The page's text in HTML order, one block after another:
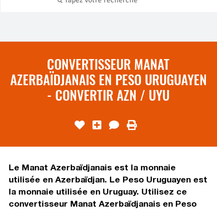
CONVERTISSEUR MANAT
AZERBAÏDJANAIS EN PESO URUGUAYEN
- CONVERTIR AZN / UYU
Le Manat Azerbaïdjanais est la monnaie
utilisée en Azerbaïdjan. Le Peso Uruguayen est
la monnaie utilisée en Uruguay. Utilisez ce
convertisseur Manat Azerbaïdjanais en Peso